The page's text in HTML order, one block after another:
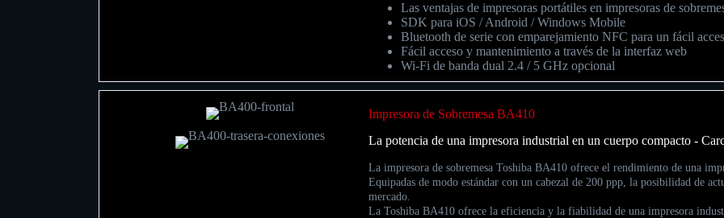
Las ventajas de impresoras portátiles en impresoras de
SDK para iOS / Android / Windows Mobile
Bluetooth de serie con emparejamiento NFC para un fácil
Fácil acceso y mantenimiento a través de la interfaz web
Wi-Fi de banda dual 2.4 / 5 GHz opcional
Impresora de Sobremesa BA410
La potencia de una impresora industrial en un cuerpo compacto -
La impresora de sobremesa Toshiba BA410 ofrece el rendimiento de una
Equipadas de modo estándar con un cabezal de 200 ppp, la posibilidad de
mercado.
La Toshiba BA410 ofrece la eficiencia y la fiabilidad de una impresora